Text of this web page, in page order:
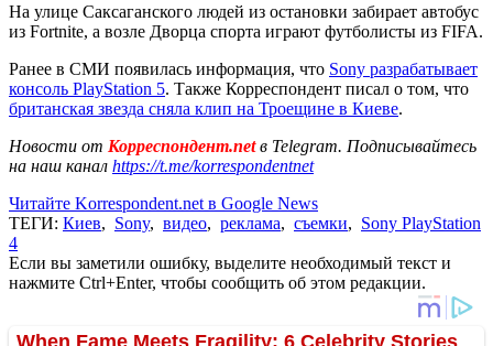
На улице Саксаганского людей из остановки забирает автобус
из Fortnite, а возле Дворца спорта играют футболисты из FIFA.
Ранее в СМИ появилась информация, что Sony разрабатывает
консоль PlayStation 5. Также Корреспондент писал о том, что
британская звезда сняла клип на Троещине в Киеве.
Новости от Корреспондент.netв Telegram. Подписывайтесь
на наш канал https://t.me/korrespondentnet
Читайте Korrespondent.net в Google News
ТЕГИ: Киев, Sony, видео, реклама, съемки, Sony PlayStation
4
Если вы заметили ошибку, выделите необходимый текст и
нажмите Ctrl+Enter, чтобы сообщить об этом редакции.